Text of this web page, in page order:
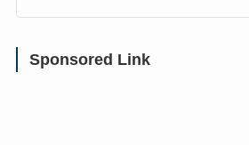
Sponsored Link